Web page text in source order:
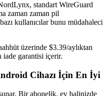
standart WireGuard
zaman zaman pil
kullanıcılar bunu müdahaleci
üzerinde $3.39/aylıktan
garantisi içerir.
Cihazı İçin En İyi
sunar. Bir abonelik, ev halinizde